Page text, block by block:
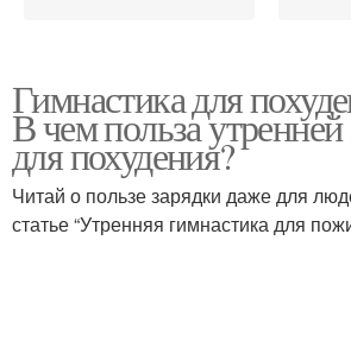
Гимнастика для спины
Эффективный комплекс
Гимнастика для
В чем польза утренней
для похудения?
Читай о пользе зарядки даже для
статье “Утренняя гимнастика для